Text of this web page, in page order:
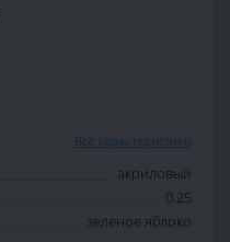
Все характеристики
акриловый
0.25
зеленое яблоко